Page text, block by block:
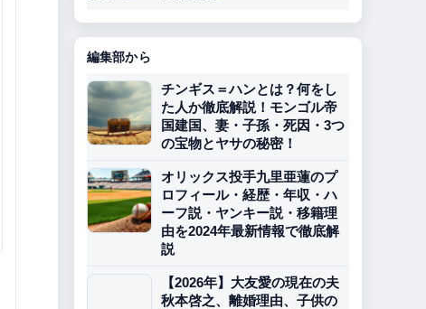
編集部から
チンギス＝ハンとは？何をし
た人か徹底解説！モンゴル帝
国建国、妻・子孫・死因・3つ
の宝物とヤサの秘密！
オリックス投手九里亜蓮のプ
ロフィール・経歴・年収・ハ
ーフ説・ヤンキー説・移籍理
由を2024年最新情報で徹底解
説
【2026年】大友愛の現在の夫
秋本啓之、離婚理由、子供の